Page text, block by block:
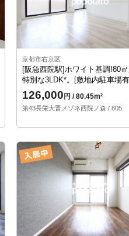
京都市右京区
[阪急西院駅]ホワイト基調!80
特別な3LDK*。[敷地内駐車場
126,000 円 / 80.45m²
第43長栄大晋メゾネ西院ノ森 / 805